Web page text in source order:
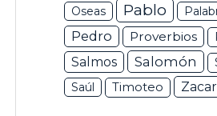
Oseas
Pablo
Pedro Proverbios
Salmos
Salomón
Saúl
Timoteo